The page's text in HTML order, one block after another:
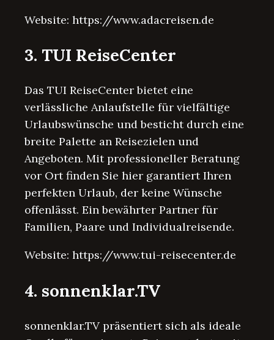
Website: https://www.adacreisen.de
3. TUI ReiseCenter
Das TUI ReiseCenter bietet eine
verlässliche Anlaufstelle für vielfältige
Urlaubswünsche und besticht durch eine
breite Palette an Reisezielen und
Angeboten. Mit professioneller Beratung
vor Ort finden Sie hier garantiert Ihren
perfekten Urlaub, der keine Wünsche
offenlässt. Ein bewährter Partner für
Familien, Paare und Individualreisende.
Website: https://www.tui-reisecenter.de
4. sonnenklar.TV
sonnenklar.TV präsentiert sich als ideale